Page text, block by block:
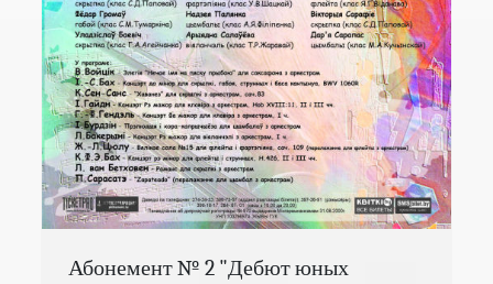
Абонемент № 2 "Дебют юных